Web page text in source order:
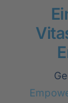
Rundum
Pflegekurse